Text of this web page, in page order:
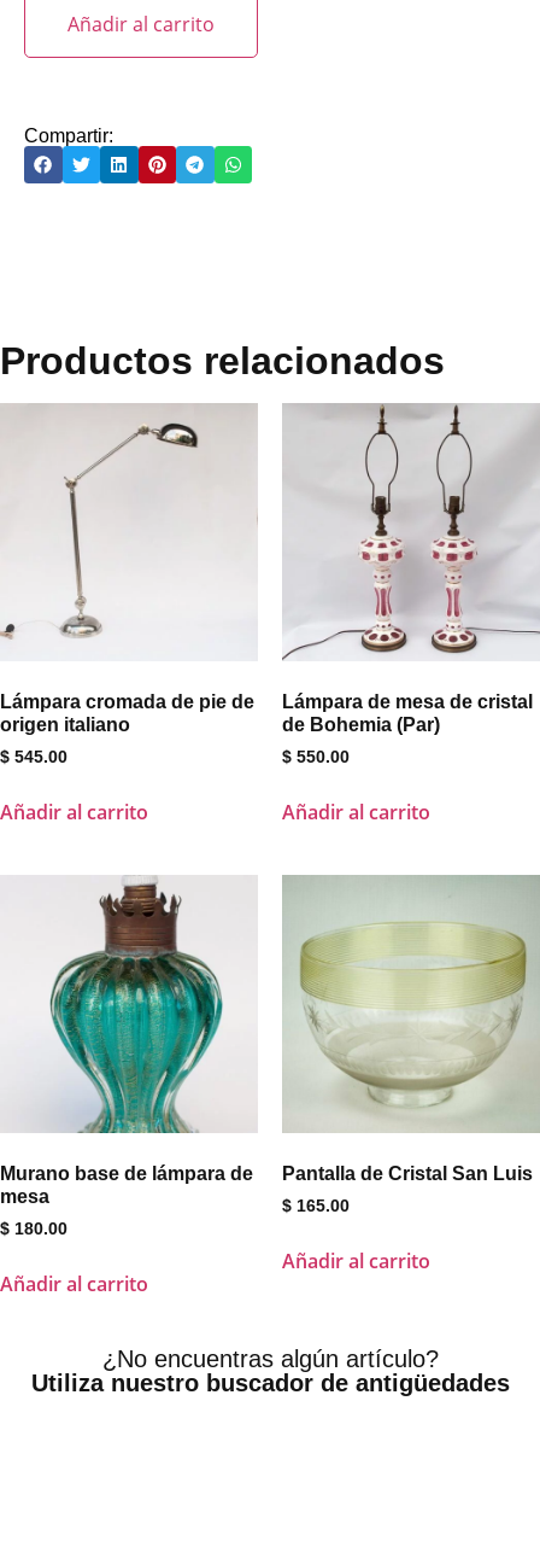
Añadir al carrito
Compartir:
Productos relacionados
Lámpara cromada de pie de
origen italiano
$ 545.00
Añadir al carrito
Lámpara de mesa de cristal
de Bohemia (Par)
$ 550.00
Añadir al carrito
Murano base de lámpara de
mesa
$ 180.00
Añadir al carrito
Pantalla de Cristal San Luis
$ 165.00
Añadir al carrito
¿No encuentras algún artículo?
Utiliza nuestro buscador de antigüedades